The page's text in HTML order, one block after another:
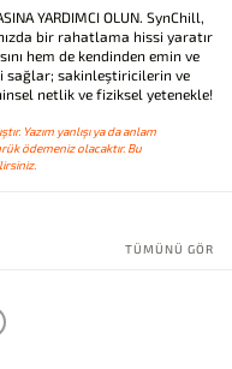
YARDIMCI OLUN. SynChill,
bir rahatlama hissi yaratır
hem de kendinden emin ve
sağlar; sakinleştiricilerin ve
netlik ve fiziksel yetenekle!
Yazım yanlışı ya da anlam
ödemeniz olacaktır. Bu
TÜMÜNÜ GÖR